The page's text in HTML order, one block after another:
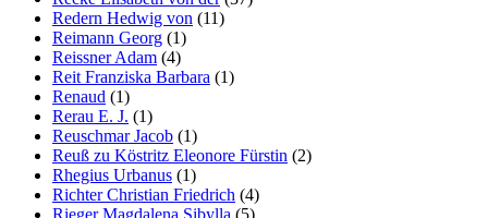
Redern Hedwig von (11)
Reimann Georg (1)
Reissner Adam (4)
Reit Franziska Barbara (1)
Renaud (1)
Rerau E. J. (1)
Reuschmar Jacob (1)
Reuß zu Köstritz Eleonore Fürstin (2)
Rhegius Urbanus (1)
Richter Christian Friedrich (4)
Rieger Magdalena Sibylla (5)